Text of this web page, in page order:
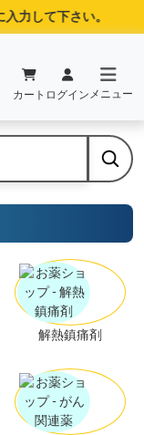
力して下さい。
カート ログイン メニュー
解熱鎮痛剤